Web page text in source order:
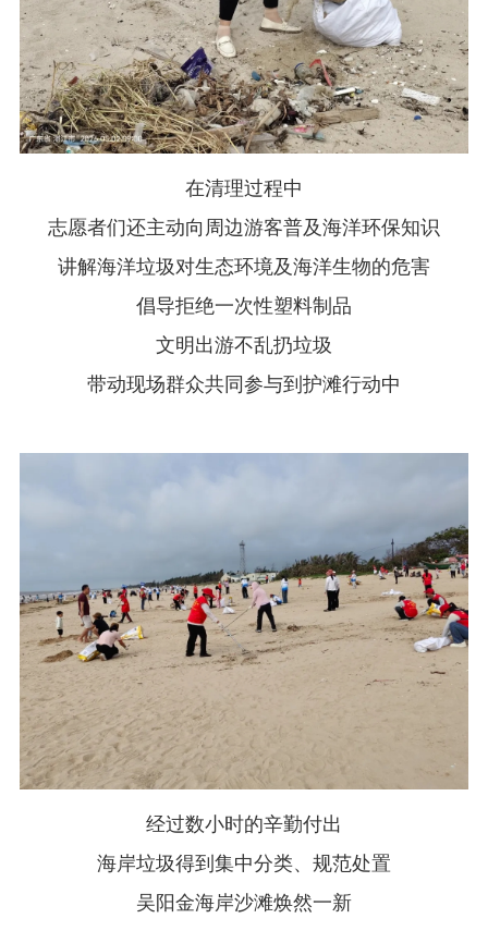
在清理过程中
志愿者们还主动向周边游客普及海洋环保知识
讲解海洋垃圾对生态环境及海洋生物的危害
倡导拒绝一次性塑料制品
文明出游不乱扔垃圾
带动现场群众共同参与到护滩行动中
经过数小时的辛勤付出
海岸垃圾得到集中分类、规范处置
吴阳金海岸沙滩焕然一新